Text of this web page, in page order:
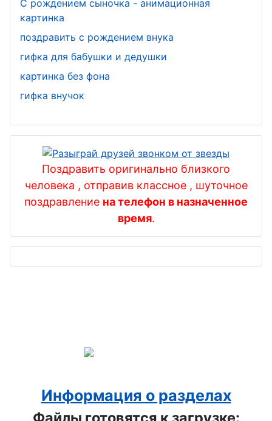
С рождением сыночка - анимационная
картинка
поздравить с рождением внука
гифка для бабушки и дедушки
картинка без фона
гифка внучок
Поздравить оригинально близкого
человека , отправив классное , шуточное
поздравление на телефон в назначенное
время.
Информация о разделах